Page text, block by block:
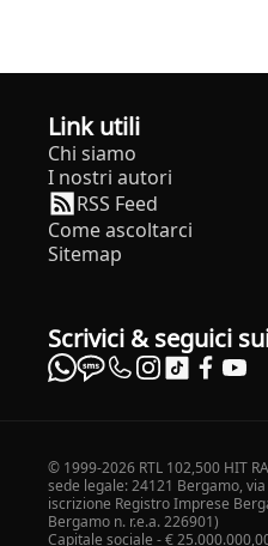
Link utili
Chi siamo
I nostri autori
RSS Feed
Come ascoltarci
Sitemap
Scrivici & seguici
© 1999-2026 RTL 102,500 HIT
sede legale: 24121 Bergamo, via
iscrizione Registro Imprese
Bergamo n. r.e.a. 226901)
Capitale sociale - €